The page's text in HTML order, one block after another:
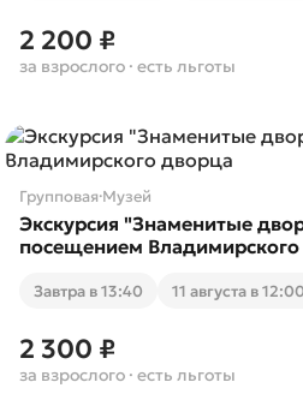
2 200 ₽
за взрослого · есть льготы
Групповая·Музей
Экскурсия "Знаменитые
посещением
Завтра в 13:40 11 августа в 12:00
2 300 ₽
за взрослого · есть льготы